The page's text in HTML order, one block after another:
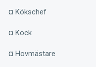
¤ Kökschef
¤ Kock
¤ Hovmästare